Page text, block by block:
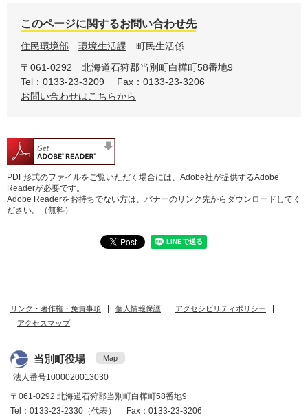
このページに関するお問い合わせ先
住民環境部 環境生活課
町民生活係
〒061-0292
北海道石狩郡当別町白樺町58番地9
Tel：0133-23-3209
Fax：0133-23-3206
お問い合わせはこちらから
PDF形式のファイルをご覧いただく場合には、Adobe社が提供するAdobe
Readerが必要です。
Adobe Readerをお持ちでない方は、バナーのリンク先からダウンロードしてく
ださい。（無料）
リンク・著作権・免責事項 個人情報保護
アクセシビリティポリシー
アクセスマップ
当別町役場 Map
法人番号1000020013030
〒061-0292 北海道石狩郡当別町白樺町58番地9
Tel：0133-23-2330（代表） Fax：0133-23-3206